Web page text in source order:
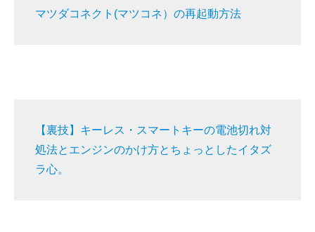
マツダコネクト(マツコネ）の再起動方法
【裏技】キーレス・スマートキーの電池切れ対
処法とエンジンのかけ方とちょっとしたイタズ
ラ心。